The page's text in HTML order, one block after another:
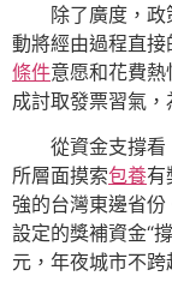
除了廣度，
動將經由過程直
條件意愿和花費
成討取發票習氣，
從資金支撐看
所層面摸索包養有
強的台灣東邊省
設定的獎補資金“
元，年夜城市不跨